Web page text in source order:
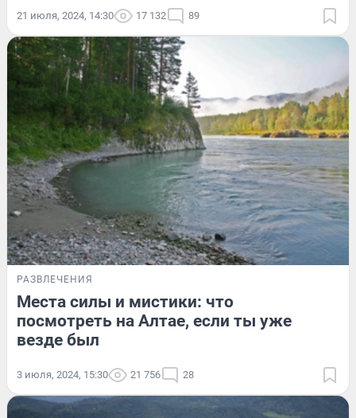
21 июля, 2024, 14:30 17 132 89
РАЗВЛЕЧЕНИЯ
Места силы и мистики: что
посмотреть на Алтае, если ты уже
везде был
3 июля, 2024, 15:30 21 756 28